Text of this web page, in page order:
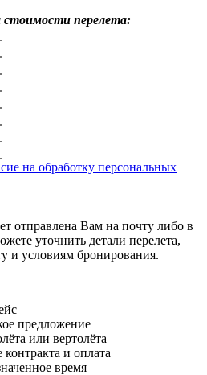
стоимости перелета:
на обработку персональных
отправлена Вам на почту либо в
уточнить детали перелета,
и условиям бронирования.
предложение
или вертолёта
и оплата
время